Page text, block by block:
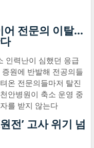
어 전문의 이탈…
인력난이 심했던 응급
원에 반발해 전공의들
온 전문의들마저 탈진
안병원이 축소 운영 중
를 받지 않는다
전’ 고사 위기 넘